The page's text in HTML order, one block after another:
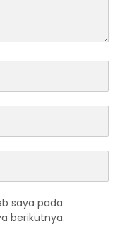
saya pada
berikutnya.